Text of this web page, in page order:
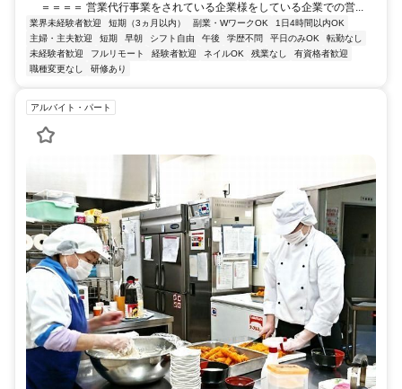
＝＝＝＝ 営業代行事業をされている企業様をしている企業での営...
業界未経験者歓迎 短期（3ヵ月以内） 副業・WワークOK
1日4時間以内OK
主婦・主夫歓迎
短期 早朝 シフト自由 午後 学歴不問 平日のみOK
転勤なし
未経験者歓迎
フルリモート 経験者歓迎 ネイルOK 残業なし
有資格者歓迎
職種変更なし
研修あり
アルバイト・パート